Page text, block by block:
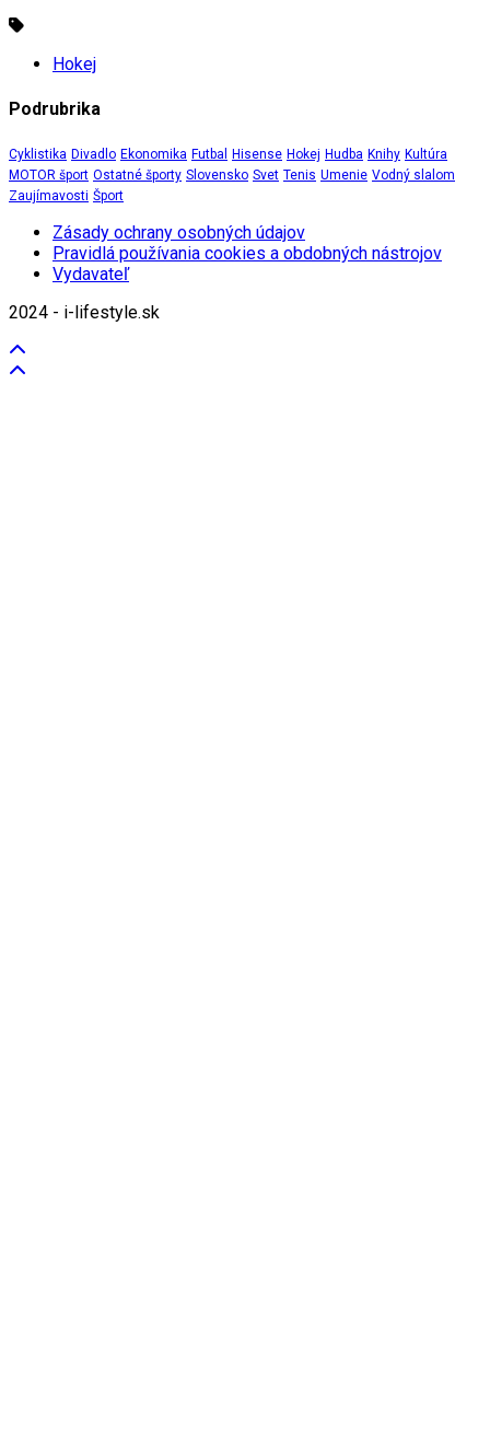
Hokej
Podrubrika
Cyklistika Divadlo Ekonomika Futbal Hisense Hokej Hudba Knihy Kultúra
MOTOR šport Ostatné športy Slovensko Svet Tenis Umenie Vodný slalom
Zaujímavosti Šport
Zásady ochrany osobných údajov
Pravidlá používania cookies a obdobných nástrojov
Vydavateľ
2024 - i-lifestyle.sk